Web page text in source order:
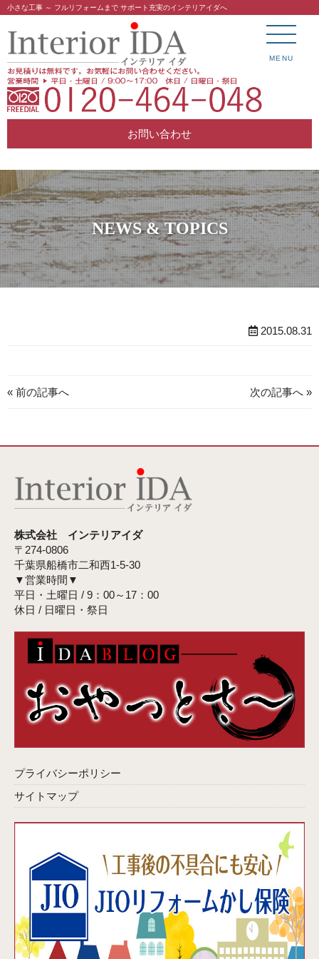
小さな工事 ～ フルリフォームまで サポート充実のインテリアイダへ
お問い合わせ
MENU
NEWS & TOPICS
2015.08.31
« 前の記事へ 次の記事へ »
株式会社 インテリアイダ
〒274-0806
千葉県船橋市二和西1-5-30
▼営業時間▼
平日・土曜日 / 9：00～17：00
休日 / 日曜日・祭日
プライバシーポリシー
サイトマップ